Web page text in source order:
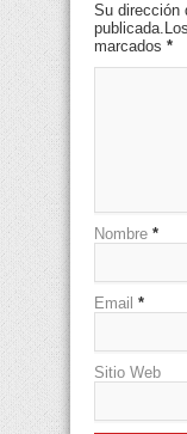
Su dirección
marcados *
Nombre *
Email *
Sitio Web